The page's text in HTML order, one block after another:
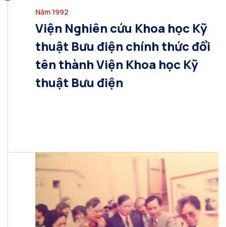
Năm 1992
Viện Nghiên cứu Khoa học Kỹ
thuật Bưu điện chính thức đổi
tên thành Viện Khoa học Kỹ
thuật Bưu điện